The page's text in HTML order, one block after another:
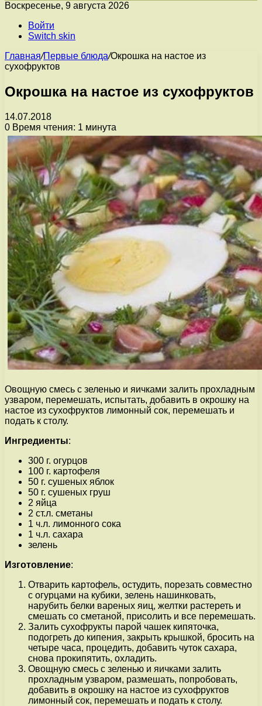
Воскресенье, 9 августа 2026
Войти
Switch skin
Главная/Первые блюда/Окрошка на настое из
сухофруктов
Окрошка на настое из сухофруктов
14.07.2018
0 Время чтения: 1 минута
Овощную смесь с зеленью и яичками залить прохладным
узваром, перемешать, испытать, добавить в окрошку на
настое из сухофруктов лимонный сок, перемешать и
подать к столу.
Ингредиенты:
300 г. огурцов
100 г. картофеля
50 г. сушеных яблок
50 г. сушеных груш
2 яйца
2 ст.л. сметаны
1 ч.л. лимонного сока
1 ч.л. сахара
зелень
Изготовление:
Отварить картофель, остудить, порезать совместно
с огурцами на кубики, зелень нашинковать,
нарубить белки вареных яиц, желтки растереть и
смешать со сметаной, присолить и все перемешать.
Залить сухофрукты парой чашек кипяточка,
подогреть до кипения, закрыть крышкой, бросить на
четыре часа, процедить, добавить чуток сахара,
снова прокипятить, охладить.
Овощную смесь с зеленью и яичками залить
прохладным узваром, размешать, попробовать,
добавить в окрошку на настое из сухофруктов
лимонный сок, перемешать и подать к столу.